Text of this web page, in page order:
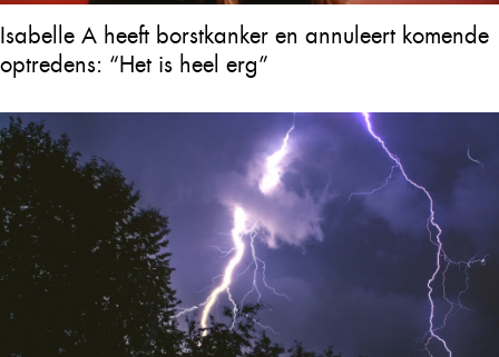
Isabelle A heeft borstkanker en annuleert komende
optredens: “Het is heel erg”